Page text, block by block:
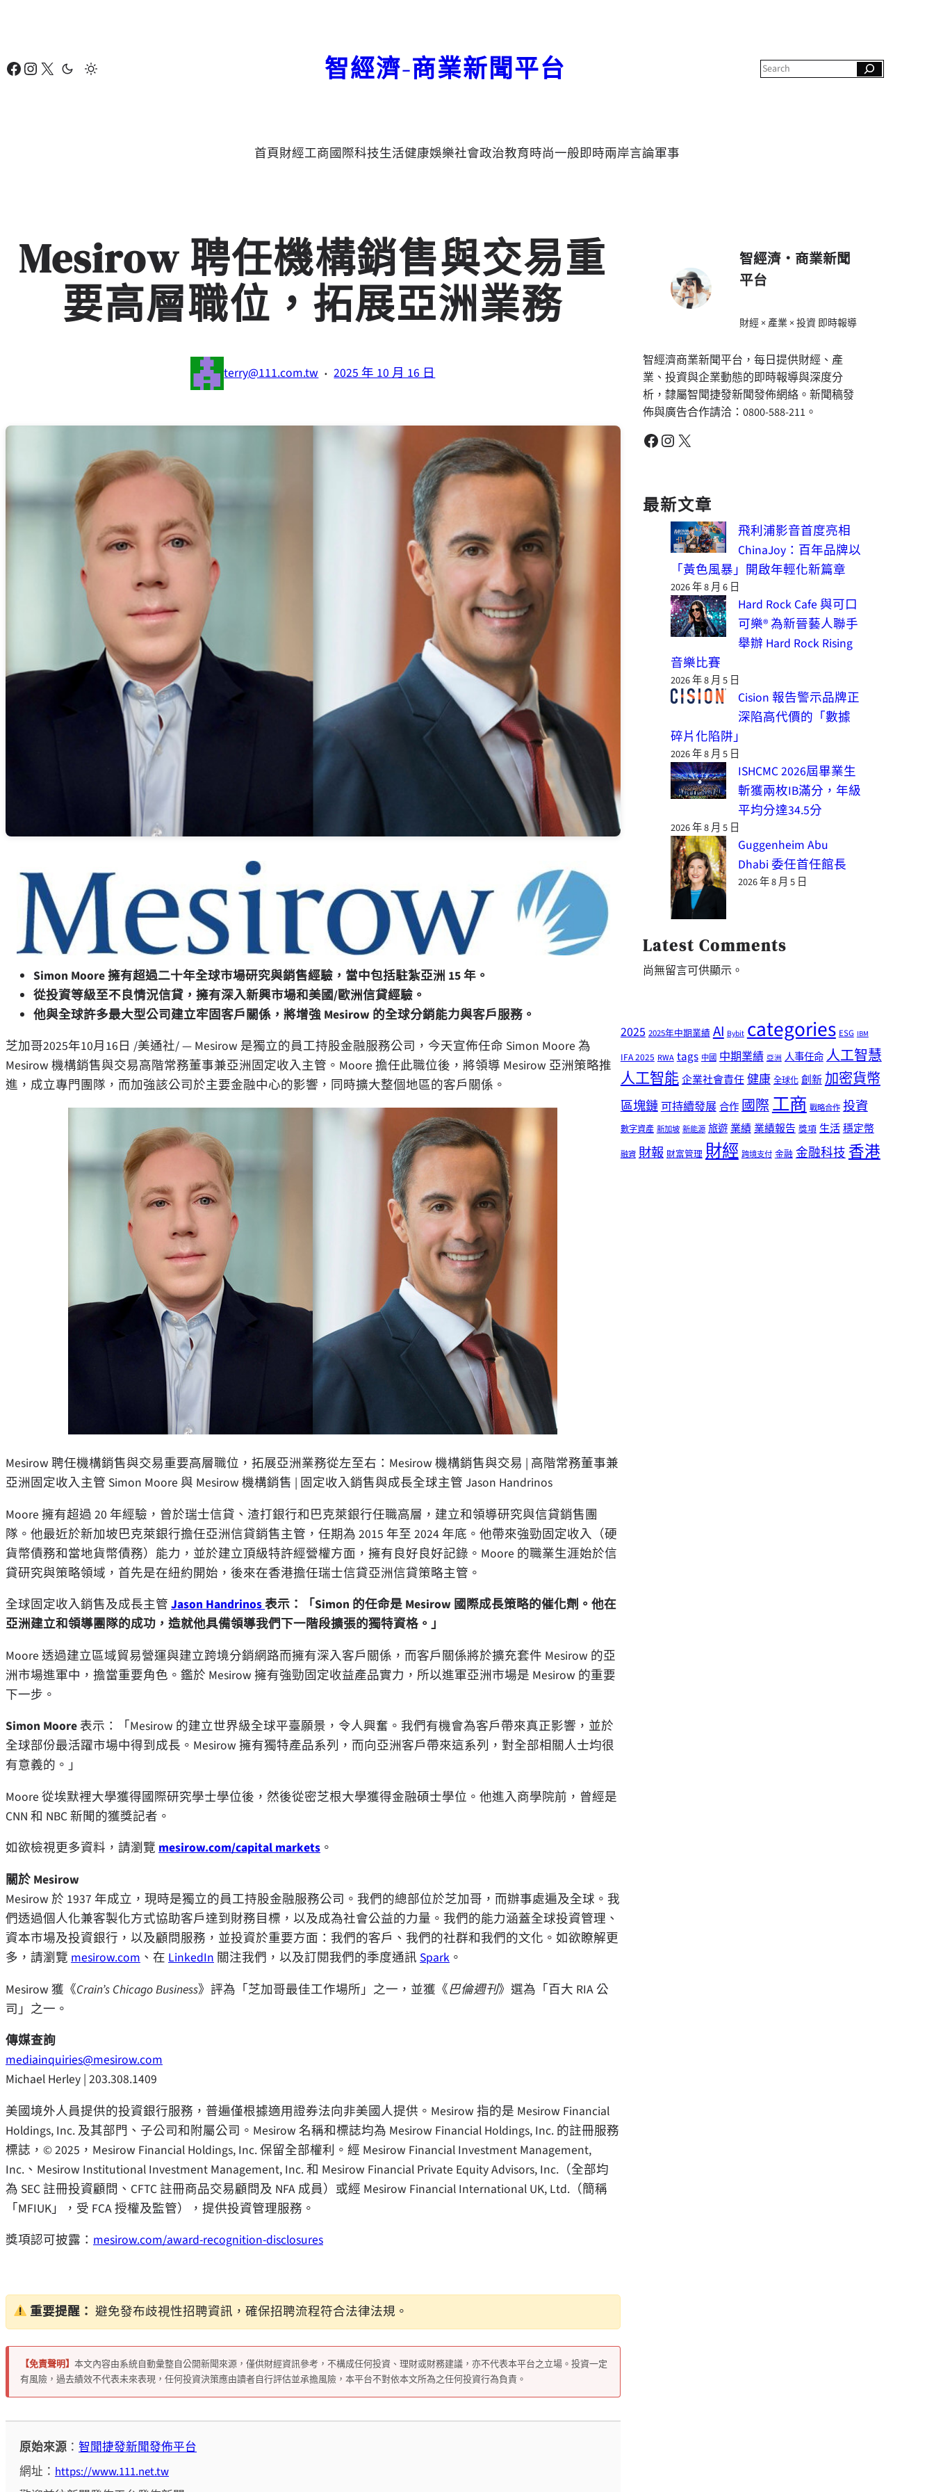
要
Facebook Instagram X 智經濟-商業新聞平台
c
首頁財經工商國際科技生活健康娛樂社會政治教育時尚一般即時兩岸言論軍事
Mesirow 聘任機構銷售與交易重
要高層職位，拓展亞洲業務
terry@111.com.tw · 2025 年 10 月 16 日
Simon Moore擁有超過二十年全球市場研究與銷售經驗，當中包括駐紮亞洲 15 年。
從投資等級至不良情況信貸，擁有深入新興市場和美國/歐洲信貸經驗。
他與全球許多最大型公司建立牢固客戶關係，將增強 Mesirow 的全球分銷能力與客戶服務。
芝加哥2025年10月16日 /美通社/ — Mesirow 是獨立的員工持股金融服務公司，今天宣佈任命 Simon Moore 為
Mesirow 機構銷售與交易高階常務董事兼亞洲固定收入主管。Moore 擔任此職位後，將領導 Mesirow 亞洲策略推
進，成立專門團隊，而加強該公司於主要金融中心的影響，同時擴大整個地區的客戶關係。
Mesirow 聘任機構銷售與交易重要高層職位，拓展亞洲業務從左至右：Mesirow 機構銷售與交易 | 高階常務董事兼
亞洲固定收入主管 Simon Moore 與 Mesirow 機構銷售 | 固定收入銷售與成長全球主管 Jason Handrinos
Moore 擁有超過 20 年經驗，曾於瑞士信貸、渣打銀行和巴克萊銀行任職高層，建立和領導研究與信貸銷售團
隊。他最近於新加坡巴克萊銀行擔任亞洲信貸銷售主管，任期為 2015 年至 2024 年底。他帶來強勁固定收入（硬
貨幣債務和當地貨幣債務）能力，並於建立頂級特許經營權方面，擁有良好良好記錄。Moore 的職業生涯始於信
貸研究與策略領域，首先是在紐約開始，後來在香港擔任瑞士信貸亞洲信貸策略主管。
全球固定收入銷售及成長主管 Jason Handrinos表示：「Simon 的任命是 Mesirow 國際成長策略的催化劑。他在
亞洲建立和領導團隊的成功，造就他具備領導我們下一階段擴張的獨特資格。」
Moore 透過建立區域貿易營運與建立跨境分銷網路而擁有深入客戶關係，而客戶關係將於擴充套件 Mesirow 的亞
洲市場進軍中，擔當重要角色。鑑於 Mesirow 擁有強勁固定收益產品實力，所以進軍亞洲市場是 Mesirow 的重要
下一步。
Simon Moore 表示：「Mesirow 的建立世界級全球平臺願景，令人興奮。我們有機會為客戶帶來真正影響，並於
全球部份最活躍市場中得到成長。Mesirow 擁有獨特產品系列，而向亞洲客戶帶來這系列，對全部相關人士均很
有意義的。」
Moore 從埃默裡大學獲得國際研究學士學位後，然後從密芝根大學獲得金融碩士學位。他進入商學院前，曾經是
CNN 和 NBC 新聞的獲獎記者。
如欲檢視更多資料，請瀏覽 mesirow.com/capital markets 。
關於 Mesirow
Mesirow 於 1937 年成立，現時是獨立的員工持股金融服務公司。我們的總部位於芝加哥，而辦事處遍及全球。我
們透過個人化兼客製化方式協助客戶達到財務目標，以及成為社會公益的力量。我們的能力涵蓋全球投資管理、
資本市場及投資銀行，以及顧問服務，並投資於重要方面：我們的客戶、我們的社群和我們的文化。如欲瞭解更
多，請瀏覽 mesirow.com 、在 LinkedIn 關注我們，以及訂閱我們的季度通訊 Spark 。
Mesirow 獲《Crain’s Chicago Business》評為「芝加哥最佳工作場所」之一，並獲《巴倫週刊》選為「百大 RIA 公
司」之一。
傳媒查詢
mediainquiries@mesirow.com
Michael Herley | 203.308.1409
美國境外人員提供的投資銀行服務，普遍僅根據適用證券法向非美國人提供。Mesirow 指的是 Mesirow Financial
Holdings, Inc. 及其部門、子公司和附屬公司。Mesirow 名稱和標誌均為 Mesirow Financial Holdings, Inc. 的註冊服務
標誌，© 2025，Mesirow Financial Holdings, Inc. 保留全部權利。經 Mesirow Financial Investment Management,
Inc.、Mesirow Institutional Investment Management, Inc. 和 Mesirow Financial Private Equity Advisors, Inc.（全部均
為 SEC 註冊投資顧問、CFTC 註冊商品交易顧問及 NFA 成員）或經 Mesirow Financial International UK, Ltd.（簡稱
「MFIUK」，受 FCA 授權及監管），提供投資管理服務。
獎項認可披露： mesirow.com/award-recognition-disclosures
重要提醒： 避免發布歧視性招聘資訊，確保招聘流程符合法律法規。
【免責聲明】 本文內容由系統自動彙整自公開新聞來源，僅供財經資訊參考，不構成任何投資、理財或財務建議，亦不代表本平台之立場。投資一定
有風險，過去績效不代表未來表現，任何投資決策應由讀者自行評估並承擔風險，本平台不對依本文所為之任何投資行為負責。
原始來源 ：智聞捷發新聞發佈平台
網址：https://www.111.net.tw
智經濟・商業新聞
平台
財經 × 產業 × 投資 即時報導
智經濟商業新聞平台，每日提供財經、產
業、投資與企業動態的即時報導與深度分
析，隸屬智聞捷發新聞發佈網絡。新聞稿發
佈與廣告合作請洽：0800-588-211。
Facebook Instagram X
最新文章
飛利浦影音首度亮相
ChinaJoy：百年品牌以
「黃色風暴」開啟年輕化新篇章
2026 年 8 月 6 日
Hard Rock Cafe 與可口
可樂® 為新晉藝人聯手
舉辦 Hard Rock Rising
音樂比賽
2026 年 8 月 5 日
Cision 報告警示品牌正
深陷高代價的「數據
碎片化陷阱」
2026 年 8 月 5 日
ISHCMC 2026屆畢業生
斬獲兩枚IB滿分，年級
平均分達34.5分
2026 年 8 月 5 日
Guggenheim Abu
Dhabi 委任首任館長
2026 年 8 月 5 日
Latest Comments
尚無留言可供顯示。
2025 2025年中期業績 AI Bybit categories ESG IBM
IFA 2025 RWA tags 中國 中期業績 亞洲 人事任命人工智慧
人工智能企業社會責任健康 全球化 創新 加密貨幣
區塊鏈可持續發展合作國際工商 戰略合作 投資
數字資產 新加坡 新能源 旅遊業績業績報告 獎項 生活穩定幣
融資 財報 財富管理 財經 跨境支付 金融 金融科技香港